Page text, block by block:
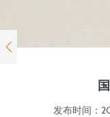

发布时间：